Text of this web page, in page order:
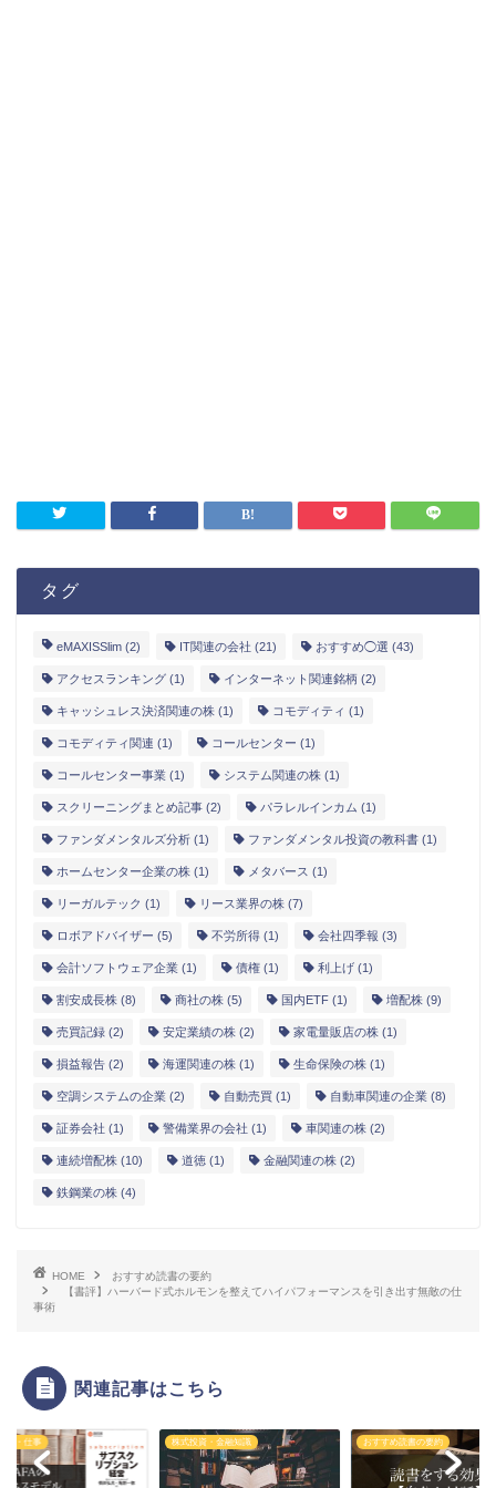
タグ
eMAXISSlim (2) IT関連の会社 (21) おすすめ◯選 (43)
アクセスランキング (1) インターネット関連銘柄 (2)
キャッシュレス決済関連の株 (1) コモディティ (1)
コモディティ関連 (1) コールセンター (1)
コールセンター事業 (1) システム関連の株 (1)
スクリーニングまとめ記事 (2) パラレルインカム (1)
ファンダメンタルズ分析 (1) ファンダメンタル投資の教科書 (1)
ホームセンター企業の株 (1) メタバース (1)
リーガルテック (1) リース業界の株 (7)
ロボアドバイザー (5) 不労所得 (1) 会社四季報 (3)
会計ソフトウェア企業 (1) 債権 (1) 利上げ (1)
割安成長株 (8) 商社の株 (5) 国内ETF (1) 増配株 (9)
売買記録 (2) 安定業績の株 (2) 家電量販店の株 (1)
損益報告 (2) 海運関連の株 (1) 生命保険の株 (1)
空調システムの企業 (2) 自動売買 (1) 自動車関連の企業 (8)
証券会社 (1) 警備業界の会社 (1) 車関連の株 (2)
連続増配株 (10) 道徳 (1) 金融関連の株 (2)
鉄鋼業の株 (4)
HOME
おすすめ読書の要約
【書評】ハーバード式ホルモンを整えてハイパフォーマンスを引き出す無敵の仕
事術
関連記事はこちら
ス・仕事 株式投資・金融知識 おすすめ読書の要約